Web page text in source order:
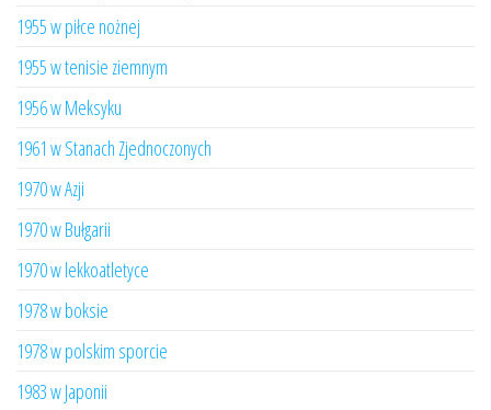
1955 w piłce nożnej
1955 w tenisie ziemnym
1956 w Meksyku
1961 w Stanach Zjednoczonych
1970 w Azji
1970 w Bułgarii
1970 w lekkoatletyce
1978 w boksie
1978 w polskim sporcie
1983 w Japonii